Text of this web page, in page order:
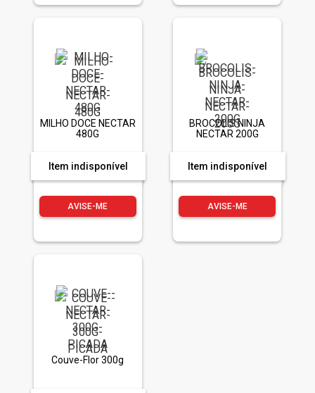
MILHO DOCE NECTAR
480G
Item indisponível
AVISE-ME
BROCOLIS NINJA
NECTAR 200G
Item indisponível
AVISE-ME
Couve-Flor 300g